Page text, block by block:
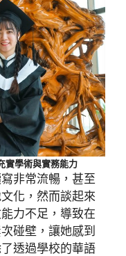
實學術與實務能力
非常流暢，甚至
化，然而談起來
力不足，導致在
碰壁，讓她感到
透過學校的華語